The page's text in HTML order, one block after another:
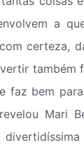
a
certeza,
também
faz bem
Mari